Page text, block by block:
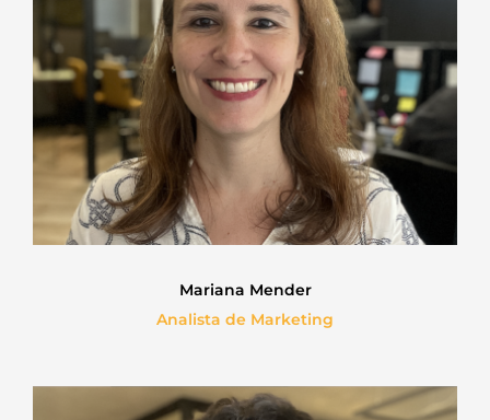
Mariana Mender
Analista de Marketing